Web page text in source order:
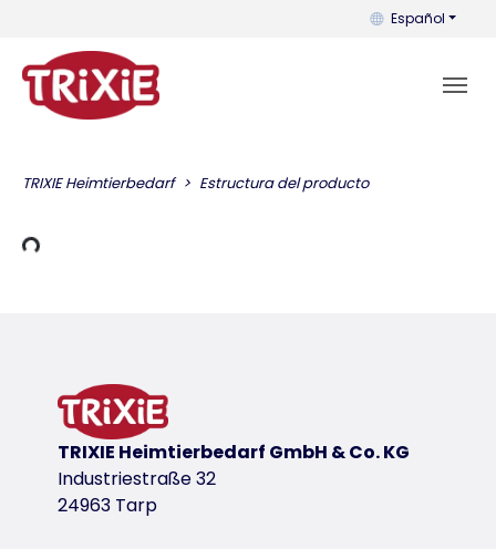
Puedes cambiar
Español
TRIXIE Heimtierbedarf Estructura del producto
TRIXIE Heimtierbedarf GmbH & Co. KG
Industriestraße 32
24963 Tarp